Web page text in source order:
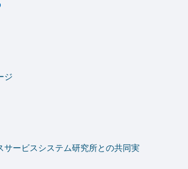
ジ
サービスシステム研究所との共同実